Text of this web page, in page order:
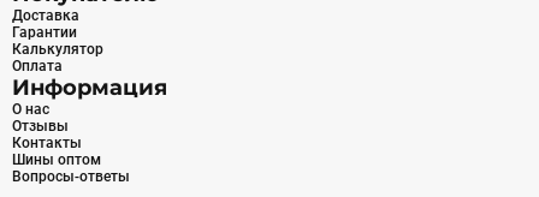
Доставка
Гарантии
Калькулятор
Оплата
Информация
О нас
Отзывы
Контакты
Шины оптом
Вопросы-ответы